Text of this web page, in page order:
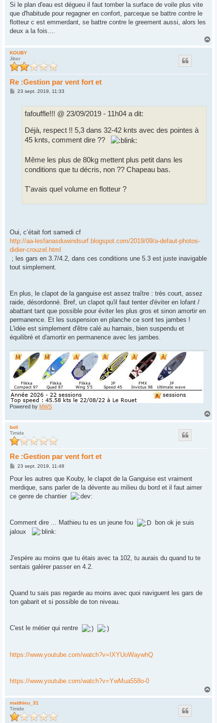
Si le plan d'eau est dégueu il faut tomber la surface de voile plus vite
que d'habitude pour regagner en confort, parceque se battre contre le
flotteur c est emmerdant, se battre contre le greement aussi, alors les
deux a la fois....
KOUBY
Jiber
Re :Gestion par vent fort et
M23 sept. 2019, 11:33
fafouffle!!! @ 23/09/2019 - 11h04 a dit:
Déjà, respect !! 5,3 dans 32-42 knts avec des pointes à
45 knts, comment dire ??
Même les plus de 80kg mettent plus petit dans les
conditions que tu décris, non ?? Chapeau bas.
T'avais quel volume en flotteur ?
Oui, c’était fort samedi cf
http://aa-lesfanasduwindsurf.blogspot.com/2019/09/a-defaut-photos-
didier-crouzel.html
; les gars en 3.7/4.2, dans ces conditions une 5.3 est juste inavigable
tout simplement.
En plus, le clapot de la ganguise est assez traître : très court, assez
raide, désordonné. Bref, un clapot qu'il faut tenter d'éviter en lofant /
abattant tant que possible pour éviter les plus gros et sinon amortir en
permanence. Et les suspension en planche ce sont tes jambes !
L'idée est simplement d'être calé au harnais, bien suspendu et
équilibré et d'amortir en permanence avec les jambes.
Powered by MWS
a
boli
Timide
Re :Gestion par vent fort et
M
s
a
g
23 sept. 2019, 11:48
Pour les autres que Kouby, le clapot de la Ganguise est vraiment
merdique, sans parler de la dévente au milieu du bord et il faut aimer
ce genre de chantier
Comment dire ... Mathieu tu es un jeune fou
bon ok je suis
jaloux
J'espère au moins que tu étais avec ta 102, tu aurais du quand tu te
sentais galérer passer en 4.2.
Quand tu sais pas regarde au moins avec quoi naviguent les gars de
ton gabarit et si possible de ton niveau.
C'est le métier qui rentre
https://www.youtube.com/watch?v=IXYUoWaywhQ
https://www.youtube.com/watch?v=YwMua558o-0
matthieu_31
Timide